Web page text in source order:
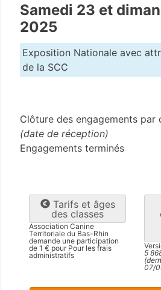
Samedi 23 et
2025
Exposition Nationale avec
de la SCC
Clôture des engagements par
(date de réception)
Engagements terminés
Tarifs et âges
des classes
Association Canine
Territoriale du Bas-Rhin
demande une participation
de 1 € pour Pour les frais
administratifs
5
07/